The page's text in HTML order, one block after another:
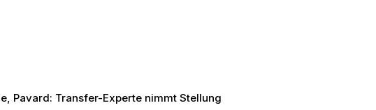
Pavard: Transfer-Experte nimmt Stellung